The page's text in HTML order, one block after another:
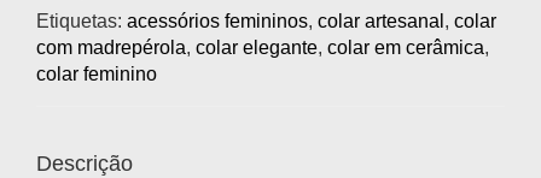
Etiquetas: acessórios femininos, colar artesanal , colar
com madrepérola, colar elegante, colar em cerâmica,
colar feminino
Descrição